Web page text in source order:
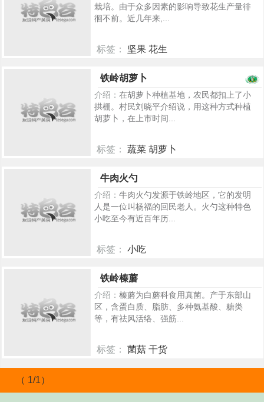
栽培。由于众多因素的影响导致花生产量徘
徊不前。近几年来,...
标签： 坚果 花生
铁岭胡萝卜
介绍： 在胡萝卜种植基地，农民都扣上了小
拱棚。村民刘晓平介绍说，用这种方式种植
胡萝卜，在上市时间...
标签： 蔬菜 胡萝卜
牛肉火勺
介绍： 牛肉火勺发源于铁岭地区，它的发明
人是一位叫杨福的回民老人。火勺这种特色
小吃至今有近百年历...
标签： 小吃
铁岭榛蘑
介绍： 榛蘑为白蘑科食用真菌。产于东部山
区，含蛋白质、脂肪、多种氨基酸、糖类
等，有祛风活络、强筋...
标签： 菌菇 干货
441
（ 1/1）